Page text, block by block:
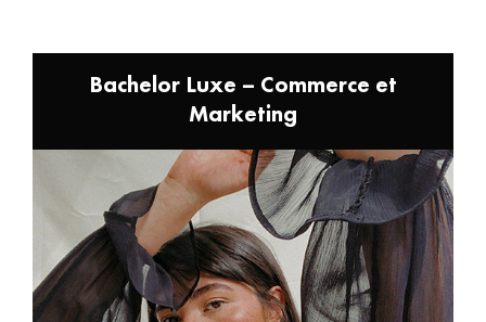
Bachelor Luxe – Commerce et
Marketing